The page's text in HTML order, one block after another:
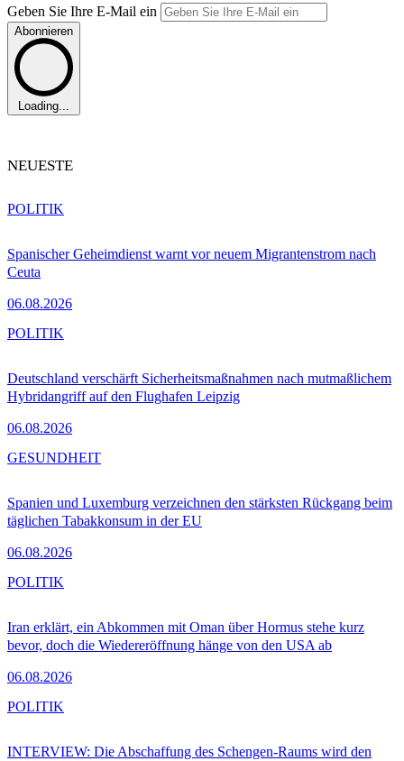
Geben Sie Ihre E-Mail ein
Abonnieren
Loading...
NEUESTE
Spanischer Geheimdienst warnt vor neuem Migrantenstrom nach
Ceuta
06.08.2026
POLITIK
Deutschland verschärft Sicherheitsmaßnahmen nach mutmaßlichem
Hybridangriff auf den Flughafen Leipzig
06.08.2026
POLITIK
Spanien und Luxemburg verzeichnen den stärksten Rückgang beim
täglichen Tabakkonsum in der EU
06.08.2026
GESUNDHEIT
Iran erklärt, ein Abkommen mit Oman über Hormus stehe kurz
bevor, doch die Wiedereröffnung hänge von den USA ab
06.08.2026
POLITIK
INTERVIEW: Die Abschaffung des Schengen-Raums wird den
POLITIK